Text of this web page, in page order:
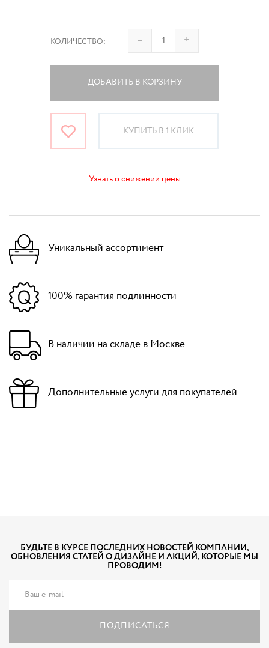
КОЛИЧЕСТВО: – +
ДОБАВИТЬ В КОРЗИНУ
КУПИТЬ В 1 КЛИК
Узнать о снижении цены
Уникальный ассортимент
100% гарантия подлинности
В наличии на складе в Москве
Дополнительные услуги для покупателей
БУДЬТЕ В КУРСЕ ПОСЛЕДНИХ НОВОСТЕЙ КОМПАНИИ,
ОБНОВЛЕНИЯ СТАТЕЙ О ДИЗАЙНЕ И АКЦИЙ, КОТОРЫЕ МЫ
ПРОВОДИМ!
ПОДПИСАТЬСЯ